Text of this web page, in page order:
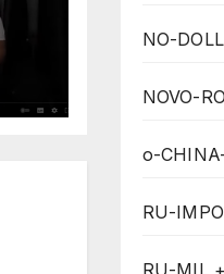
NO-
NOVO-
o-
RU-
RU-MIL